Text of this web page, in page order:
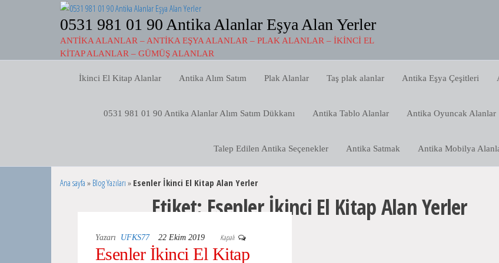
0531 981 01 90 Antika Alanlar Eşya Alan Yerler
ANTIKA ALANLAR – ANTIKA EŞYA ALANLAR – PLAK ALANLAR – İKINCI EL
KITAP ALANLAR – GÜMÜŞ ALANLAR
İkinci El Kitap Alanlar Antika Alım Satım Plak Alanlar Taş plak alanlar Antika Eşya Çeşitleri
0531 981 01 90 Antika Alanlar Alım Satım Dükkanı Antika Tablo Alanlar Antika Oyuncak Alanlar
Talep Edilen Antika Seçenekler Antika Satmak Antika Mobilya
Ana sayfa » Blog Yazıları » Esenler İkinci El Kitap Alan Yerler
Etiket: Esenler İkinci El Kitap Alan Yerler
Yazarı UFKS77 22 Ekim 2019 Kapalı
Esenler İkinci El Kitap